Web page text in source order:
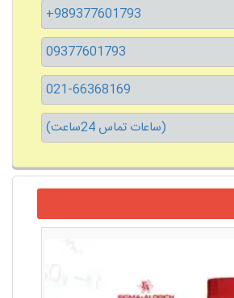
+989377601793
09377601793
021-66368169
(ساعات تماس 24ساعت)